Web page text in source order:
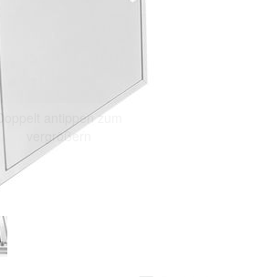
Doppelt antippen zum
vergrößern